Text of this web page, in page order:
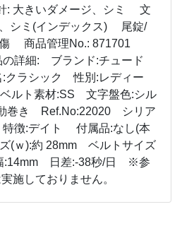
: 大きいダメージ、シミ 文
シミ(インデックス) 尾錠/
傷 商品管理No.: 871701
詳細: ブランド:チュード
クラシック 性別:レディー
ルト素材:SS 文字盤色:シル
巻き Ref.No:22020 シリア
徴:デイト 付属品:なし(本
(ｗ):約 28mm ベルトサイズ
:14mm 日差:-38秒/日 ※参
施しておりません。